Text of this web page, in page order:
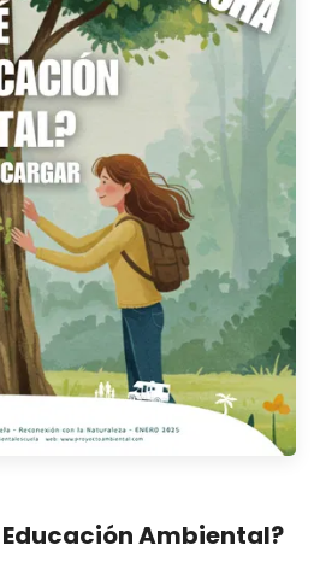
Educación Ambiental?